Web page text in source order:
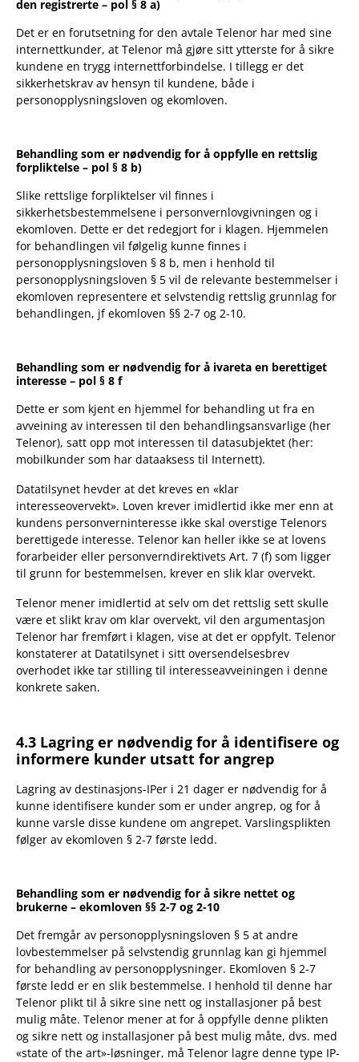
den registrerte – pol § 8 a)
Det er en forutsetning for den avtale Telenor har med sine
internettkunder, at Telenor må gjøre sitt ytterste for å sikre
kundene en trygg internettforbindelse. I tillegg er det
sikkerhetskrav av hensyn til kundene, både i
personopplysningsloven og ekomloven.
Behandling som er nødvendig for å oppfylle en rettslig
forpliktelse – pol § 8 b)
Slike rettslige forpliktelser vil finnes i
sikkerhetsbestemmelsene i personvernlovgivningen og i
ekomloven. Dette er det redegjort for i klagen. Hjemmelen
for behandlingen vil følgelig kunne finnes i
personopplysningsloven § 8 b, men i henhold til
personopplysningsloven § 5 vil de relevante bestemmelser i
ekomloven representere et selvstendig rettslig grunnlag for
behandlingen, jf ekomloven §§ 2-7 og 2-10.
Behandling som er nødvendig for å ivareta en berettiget
interesse – pol § 8 f
Dette er som kjent en hjemmel for behandling ut fra en
avveining av interessen til den behandlingsansvarlige (her
Telenor), satt opp mot interessen til datasubjektet (her:
mobilkunder som har dataaksess til Internett).
Datatilsynet hevder at det kreves en «klar
interesseovervekt». Loven krever imidlertid ikke mer enn at
kundens personverninteresse ikke skal overstige Telenors
berettigede interesse. Telenor kan heller ikke se at lovens
forarbeider eller personverndirektivets Art. 7 (f) som ligger
til grunn for bestemmelsen, krever en slik klar overvekt.
Telenor mener imidlertid at selv om det rettslig sett skulle
være et slikt krav om klar overvekt, vil den argumentasjon
Telenor har fremført i klagen, vise at det er oppfylt. Telenor
konstaterer at Datatilsynet i sitt oversendelsesbrev
overhodet ikke tar stilling til interesseavveiningen i denne
konkrete saken.
4.3 Lagring er nødvendig for å identifisere og
informere kunder utsatt for angrep
Lagring av destinasjons-IPer i 21 dager er nødvendig for å
kunne identifisere kunder som er under angrep, og for å
kunne varsle disse kundene om angrepet. Varslingsplikten
følger av ekomloven § 2-7 første ledd.
Behandling som er nødvendig for å sikre nettet og
brukerne – ekomloven §§ 2-7 og 2-10
Det fremgår av personopplysningsloven § 5 at andre
lovbestemmelser på selvstendig grunnlag kan gi hjemmel
for behandling av personopplysninger. Ekomloven § 2-7
første ledd er en slik bestemmelse. I henhold til denne har
Telenor plikt til å sikre sine nett og installasjoner på best
mulig måte. Telenor mener at for å oppfylle denne plikten
og sikre nett og installasjoner på best mulig måte, dvs. med
«state of the art»-løsninger, må Telenor lagre denne type IP-